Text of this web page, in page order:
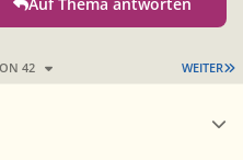
Auf Thema antworten
WEITER
42